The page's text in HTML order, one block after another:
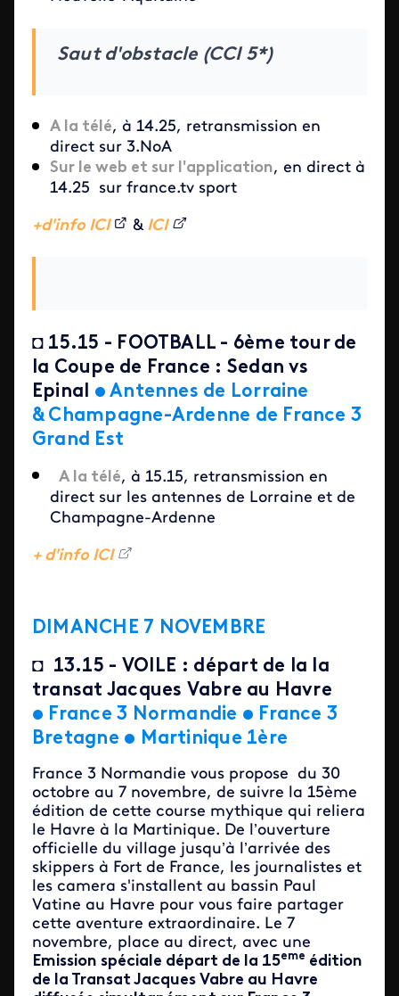
Saut d'obstacle (CCI 5*)
A la télé, à 14.25, retransmission en
direct sur 3.NoA
Sur le web et sur l'application, en direct à
14.25 sur france.tv sport​​​​
+d'info ICI & ICI
◘ 15.15 - FOOTBALL - 6ème tour de
la Coupe de France : Sedan vs
Epinal
• Antennes de Lorraine
& Champagne-Ardenne de France 3
Grand Est
A la télé, à 15.15, retransmission en
direct sur les antennes de Lorraine et de
Champagne-Ardenne
+ d'info ICI
DIMANCHE 7 NOVEMBRE
◘ 13.15 - VOILE : départ de la la
transat Jacques Vabre au Havre
• France 3 Normandie • France 3
Bretagne • Martinique 1ère
France 3 Normandie vous propose du 30
octobre au 7 novembre, de suivre la 15ème
édition de cette course mythique qui reliera
le Havre à la Martinique. De l’ouverture
officielle du village jusqu’à l’arrivée des
skippers à Fort de France, les journalistes et
les camera s'installent au bassin Paul
Vatine au Havre pour vous faire partager
cette aventure extraordinaire. Le 7
novembre, place au direct, avec une
Emission spéciale départ de la 15eme édition
de la Transat Jacques Vabre au Havre